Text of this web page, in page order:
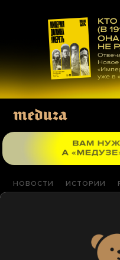
материалам
НОВОСТИ ИСТОРИИ